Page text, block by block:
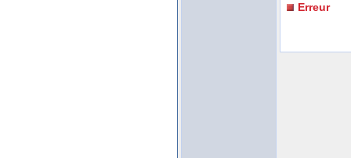
Erreur